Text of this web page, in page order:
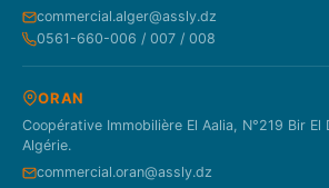
commercial.alger@assly.dz
0561-660-006 / 007 / 008
ORAN
Coopérative Immobilière El Aalia, N°219 Bir El
Algérie.
commercial.oran@assly.dz